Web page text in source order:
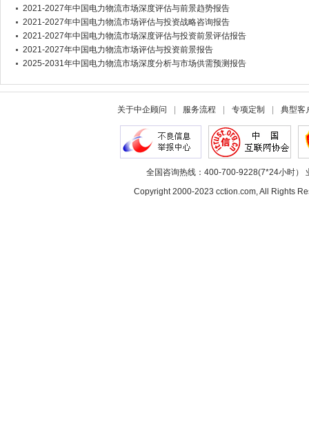
2021-2027年中国电力物流市场深度评估与前景趋势报告
2021-2027年中国电力物流市场评估与投资战略咨询报告
2021-2027年中国电力物流市场深度评估与投资前景评估报告
2021-2027年中国电力物流市场评估与投资前景报告
2025-2031年中国电力物流市场深度分析与市场供需预测报告
关于中企顾问 服务流程 专项定制 典型客
全国咨询热线：400-700-9228(7*24小时）
Copyright 2000-2023 cction.com, All Rights